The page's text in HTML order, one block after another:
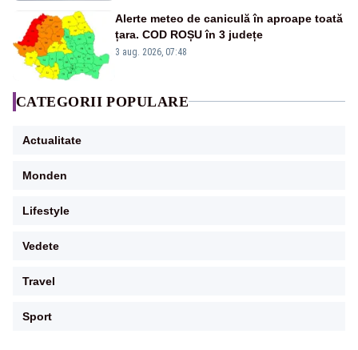
Alerte meteo de caniculă în aproape toată
țara. COD ROȘU în 3 județe
3 aug. 2026, 07:48
CATEGORII POPULARE
Actualitate
Monden
Lifestyle
Vedete
Travel
Sport